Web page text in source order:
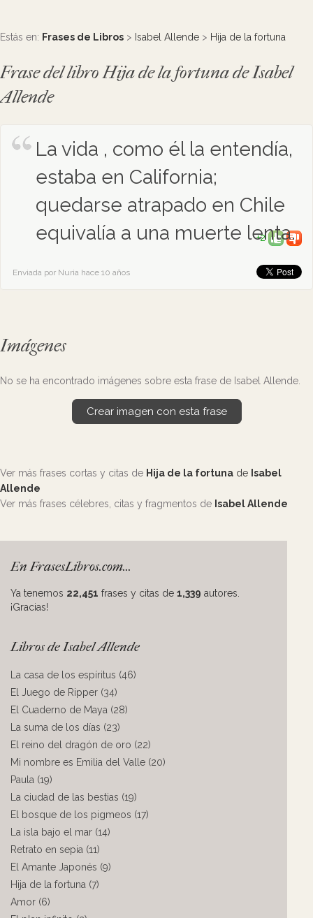
Estás en: Frases de Libros > Isabel Allende > Hija de la fortuna
Frase del libro Hija de la fortuna de Isabel
Allende
La vida , como él la entendía,
estaba en California;
quedarse atrapado en Chile
equivalía a una muerte lenta.
+2
Enviada por Nuria hace 10 años
Imágenes
No se ha encontrado imágenes sobre esta frase de Isabel Allende.
Crear imagen con esta frase
Ver más frases cortas y citas de Hija de la fortuna de Isabel
Allende
Ver más frases célebres, citas y fragmentos de Isabel Allende
En FrasesLibros.com...
Ya tenemos 22,451 frases y citas de 1,339 autores.
¡Gracias!
Libros de Isabel Allende
La casa de los espíritus (46)
El Juego de Ripper (34)
El Cuaderno de Maya (28)
La suma de los días (23)
El reino del dragón de oro (22)
Mi nombre es Emilia del Valle (20)
Paula (19)
La ciudad de las bestias (19)
El bosque de los pigmeos (17)
La isla bajo el mar (14)
Retrato en sepia (11)
El Amante Japonés (9)
Hija de la fortuna (7)
Amor (6)